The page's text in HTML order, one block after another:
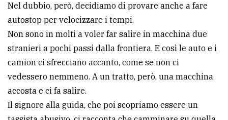
Nel dubbio, però, decidiamo di provare anche a fare
autostop per velocizzare i tempi.
Non sono in molti a voler far salire in macchina due
stranieri a pochi passi dalla frontiera. E così le auto e i
camion ci sfrecciano accanto, come se non ci
vedessero nemmeno. A un tratto, però, una macchina
accosta e ci fa salire.
Il signore alla guida, che poi scopriamo essere un